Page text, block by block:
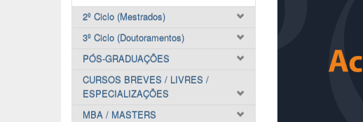
2º Ciclo (Mestrados)
3º Ciclo (Doutoramentos)
PÓS-GRADUAÇÕES
CURSOS BREVES / LIVRES /
ESPECIALIZAÇÕES
MBA / MASTERS